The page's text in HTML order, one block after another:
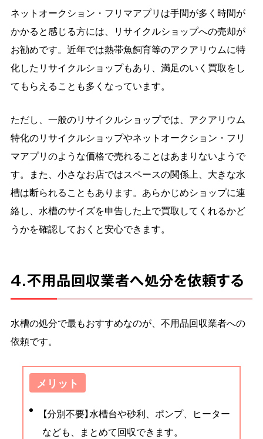
ネットオークション・フリマアプリは手間が多く時間が
かかると感じる方には、リサイクルショップへの売却が
お勧めです。近年では熱帯魚飼育等のアクアリウムに特
化したリサイクルショップもあり、満足のいく買取をし
てもらえることも多くなっています。
ただし、一般のリサイクルショップでは、アクアリウム
特化のリサイクルショップやネットオークション・フリ
マアプリのような価格で売れることはあまりないようで
す。また、小さなお店ではスペースの関係上、大きな水
槽は断られることもあります。あらかじめショップに連
絡し、水槽のサイズを申告した上で買取してくれるかど
うかを確認しておくと安心できます。
4.不用品回収業者へ処分を依頼する
水槽の処分で最もおすすめなのが、不用品回収業者への
依頼です。
メリット
【分別不要】水槽台や砂利、ポンプ、ヒーター
なども、まとめて回収できます。